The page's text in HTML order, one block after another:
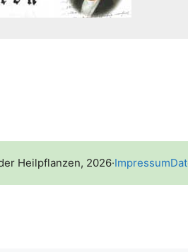
Heilpflanzen, 2026·Impressum